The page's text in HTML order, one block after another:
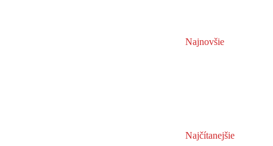
Najnovšie
Najčítanejšie